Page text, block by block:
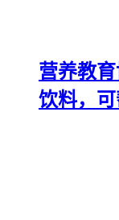
营养教
饮料，可